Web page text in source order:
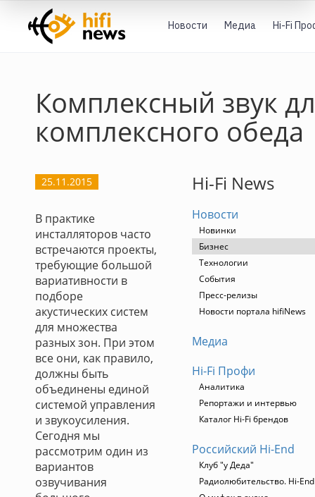
Новости Медиа Hi-Fi
Комплексный звук
комплексного обеда
25.11.2015
В практике
инсталляторов часто
встречаются проекты,
требующие большой
вариативности в
подборе
акустических систем
для множества
разных зон. При этом
все они, как правило,
должны быть
объединены единой
системой управления
и звукоусиления.
Сегодня мы
рассмотрим один из
вариантов
озвучивания
Hi-Fi News
Новости
Новинки
Бизнес
Технологии
События
Пресс-релизы
Новости портала hifiNews
Медиа
Hi-Fi Профи
Аналитика
Репортажи и интервью
Каталог Hi-Fi брендов
Российский Hi-End
Клуб "у Деда"
Радиолюбительство. Hi-